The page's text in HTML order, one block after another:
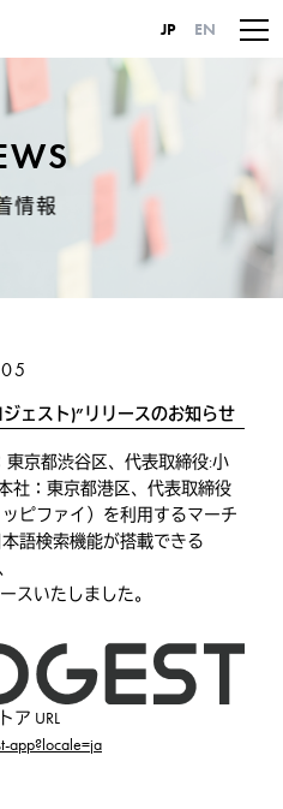
JP EN
情報
ジェスト)”リリースのお知らせ
京都渋谷区、代表取締役:小
社：東京都港区、代表取締役
ッピファイ）を利用するマーチ
語検索機能が搭載できる
スいたしました。
ア URL
app?locale=ja